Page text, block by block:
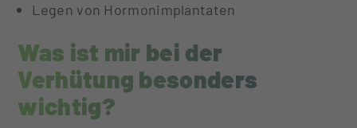
Legen von Hormonimplantaten
Was ist mir bei der
Verhütung besonders
wichtig?